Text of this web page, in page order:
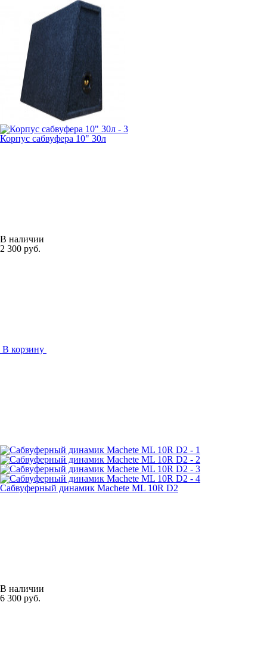
Корпус сабвуфера 10" 30л
В наличии
2 300 руб.
В корзину
Сабвуферный динамик Machete ML 10R D2
В наличии
6 300 руб.